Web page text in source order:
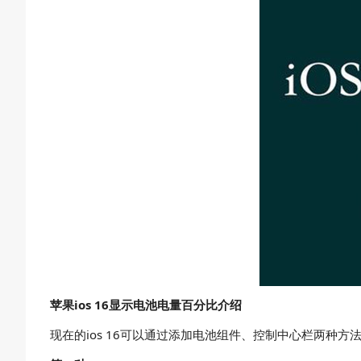
苹果ios 16显示电池电量百分比介绍
现在的ios 16可以通过添加电池组件、控制中心栏两种方